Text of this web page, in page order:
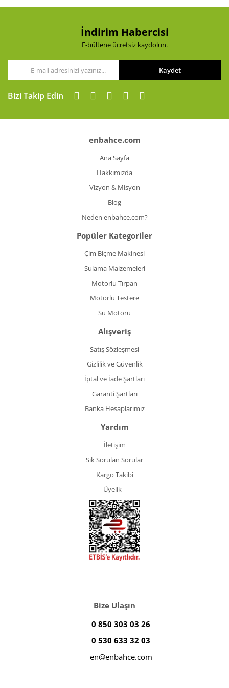
Ürün fiyatı diğer sitelerden daha pahalı.
Gönder
İndirim Habercisi
E-bültene ücretsiz kaydolun.
Kaydet
Bizi Takip Edin
enbahce.com
Ana Sayfa
Hakkımızda
Vizyon & Misyon
Blog
Neden enbahce.com?
Popüler Kategoriler
Çim Biçme Makinesi
Sulama Malzemeleri
Motorlu Tırpan
Motorlu Testere
Su Motoru
Alışveriş
Satış Sözleşmesi
Gizlilik ve Güvenlik
İptal ve İade Şartları
Garanti Şartları
Banka Hesaplarımız
Yardım
İletişim
Sık Sorulan Sorular
Kargo Takibi
Üyelik
Bize Ulaşın
0 850 303 03 26
0 530 633 32 03
en@enbahce.com